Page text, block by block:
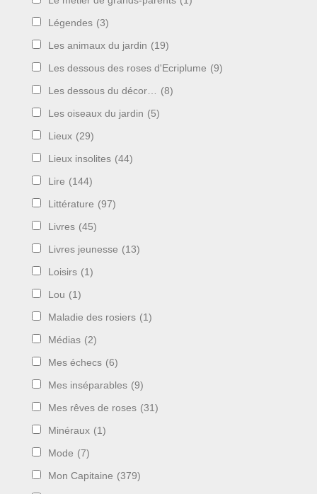
Légendes (3)
Les animaux du jardin (19)
Les dessous des roses d'Ecriplume (9)
Les dessous du décor… (8)
Les oiseaux du jardin (5)
Lieux (29)
Lieux insolites (44)
Lire (144)
Littérature (97)
Livres (45)
Livres jeunesse (13)
Loisirs (1)
Lou (1)
Maladie des rosiers (1)
Médias (2)
Mes échecs (6)
Mes inséparables (9)
Mes rêves de roses (31)
Minéraux (1)
Mode (7)
Mon Capitaine (379)